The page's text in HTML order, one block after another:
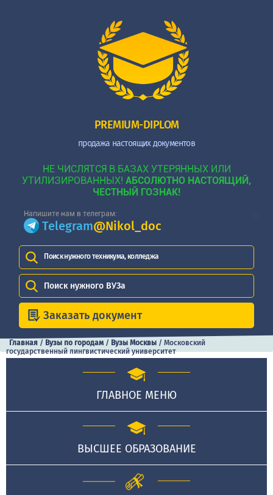
PREMIUM-DIPLOM
продажа настоящих документов
НЕ ЧИСЛЯТСЯ В БАЗАХ УТЕРЯННЫХ ИЛИ
УТИЛИЗИРОВАННЫХ! АБСОЛЮТНО НАСТОЯЩИЙ,
ЧЕСТНЫЙ ГОЗНАК!
Напишите нам в телеграм:
Telegram@Nikol_doc
Поиск нужного техникума, колледжа
Поиск нужного ВУЗа
Заказать документ
Главная / Вузы по городам / Вузы Москвы / Московский
государственный лингвистический университет
ГЛАВНОЕ МЕНЮ
ВЫСШЕЕ ОБРАЗОВАНИЕ